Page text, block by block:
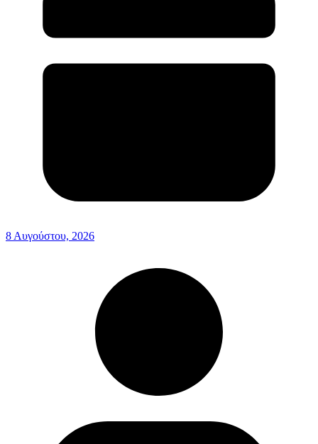
8 Αυγούστου, 2026